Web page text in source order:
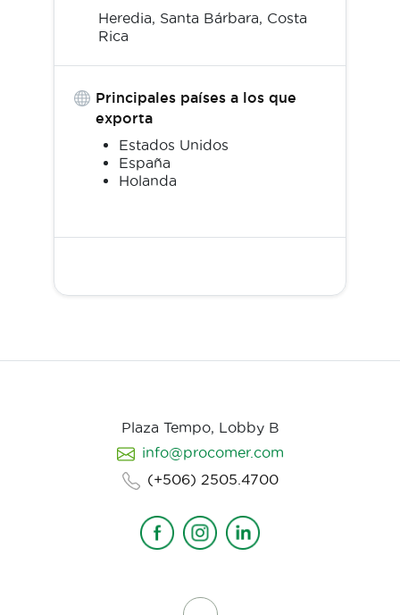
Heredia, Santa Bárbara, Costa
Rica
Principales países a los que
exporta
Estados Unidos
España
Holanda
Plaza Tempo, Lobby B
info@procomer.com
(+506) 2505.4700